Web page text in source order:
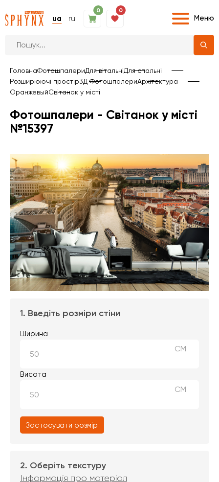
ua ru
0 0
Меню
ГоловнаФотошпалериДля вітальніДля спальні
Розширюючі простір3Д ФотошпалериАрхітектура
ОранжевыйСвітанок у місті
Фотошпалери - Світанок у місті
№15397
1. Введіть розміри стіни
Ширина
СМ
Висота
СМ
Застосувати розмір
2. Оберіть текстуру
Інформація про матеріал